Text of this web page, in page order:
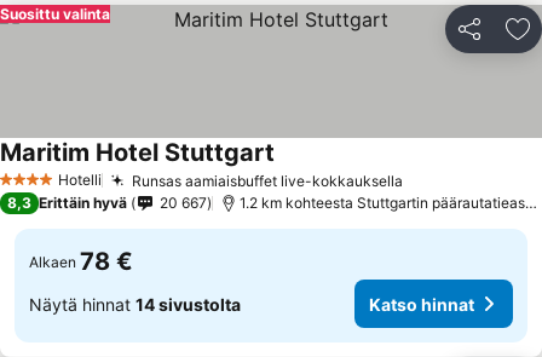
Jaa
Suosittu valinta
4 Tähtiluokitus
Hotelli Runsas aamiaisbuffet live-kokkauksella
Maritim Hotel Stuttgart
8,3 Erittäin hyvä 20 667 1.2 km kohteesta Stuttgartin päärautatieasema
Alkaen 78 €
Näytä hinnat 14 sivustolta Katso hinnat